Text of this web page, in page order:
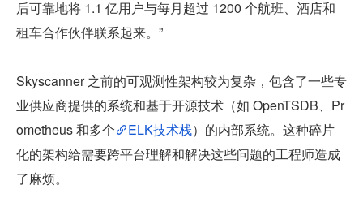
后可靠地将 1.1 亿用户与每月超过 1200 个航班、酒店和
租车合作伙伴联系起来。”
Skyscanner 之前的可观测性架构较为复杂，包含了一些专
业供应商提供的系统和基于开源技术（如 OpenTSDB、Pr
ometheus 和多个
ELK技术栈）的内部系统。这种碎片
化的架构给需要跨平台理解和解决这些问题的工程师造成
了麻烦。